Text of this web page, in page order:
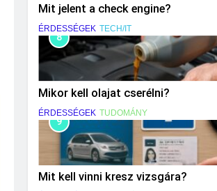
Mit jelent a check engine?
ÉRDESSÉGEK TECH/IT
8
Mikor kell olajat cserélni?
ÉRDESSÉGEK TUDOMÁNY
9
Mit kell vinni kresz vizsgára?